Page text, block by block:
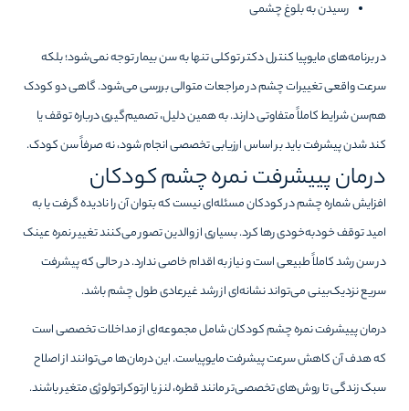
رسیدن به بلوغ چشمی
در برنامه‌های مایوپیا کنترل دکتر توکلی تنها به سن بیمار توجه نمی‌شود؛ بلکه
سرعت واقعی تغییرات چشم در مراجعات متوالی بررسی می‌شود. گاهی دو کودک
هم‌سن شرایط کاملاً متفاوتی دارند. به همین دلیل، تصمیم‌گیری درباره توقف یا
کند شدن پیشرفت باید بر اساس ارزیابی تخصصی انجام شود، نه صرفاً سن کودک.
درمان پییشرفت نمره چشم کودکان
افزایش شماره چشم در کودکان مسئله‌ای نیست که بتوان آن را نادیده گرفت یا به
امید توقف خودبه‌خودی رها کرد. بسیاری از والدین تصور می‌کنند تغییر نمره عینک
در سن رشد کاملاً طبیعی است و نیاز به اقدام خاصی ندارد. در حالی که پیشرفت
سریع نزدیک‌بینی می‌تواند نشانه‌ای از رشد غیرعادی طول چشم باشد.
درمان پییشرفت نمره چشم کودکان شامل مجموعه‌ای از مداخلات تخصصی است
که هدف آن کاهش سرعت پیشرفت مایوپیاست. این درمان‌ها می‌توانند از اصلاح
سبک زندگی تا روش‌های تخصصی‌تر مانند قطره، لنز یا ارتوکراتولوژی متغیر باشند.